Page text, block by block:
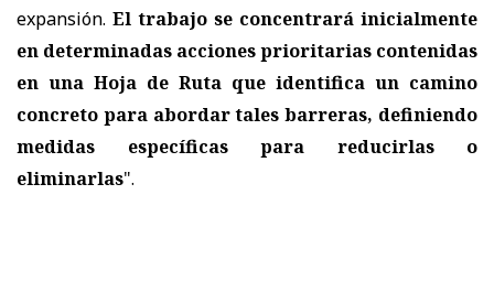
expansión. El trabajo se concentrará inicialmente
en determinadas acciones prioritarias contenidas
en una Hoja de Ruta que identifica un camino
concreto para abordar tales barreras, definiendo
medidas específicas para reducirlas o
eliminarlas".